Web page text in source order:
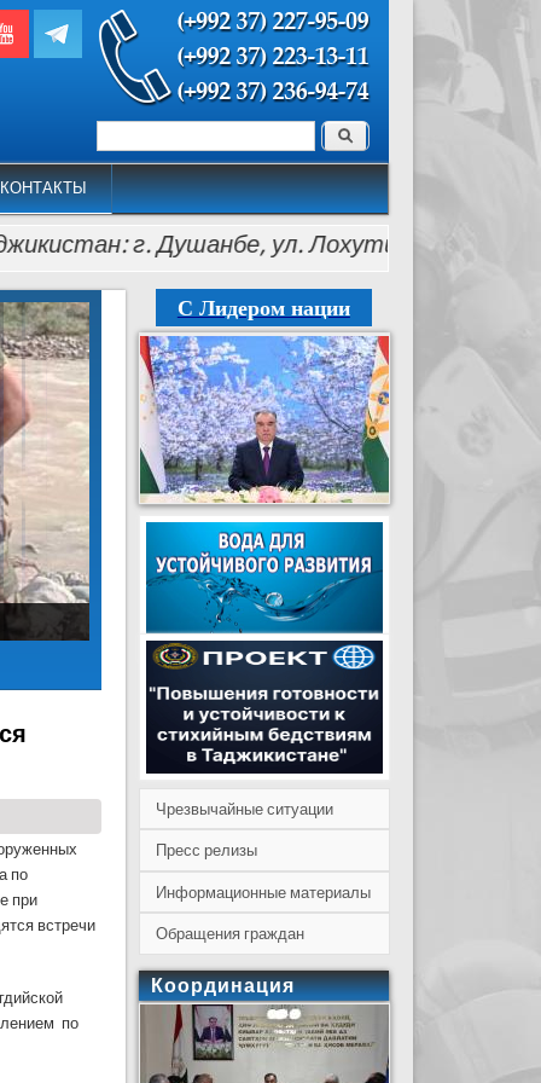
КОНТАКТЫ
Форма поиска Поиск
г. Душанбе, ул. Лохути, 26, тел.: (+992
по
при
встречи
по
мероприятия
С Лидером нации
Чрезвычайные ситуации
Пресс релизы
Информационные материалы
Обращения граждан
Координация